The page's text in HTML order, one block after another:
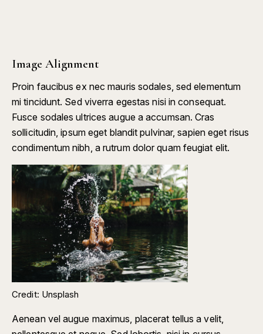
Image Alignment
Proin faucibus ex nec mauris sodales, sed elementum
mi tincidunt. Sed viverra egestas nisi in consequat.
Fusce sodales ultrices augue a accumsan. Cras
sollicitudin, ipsum eget blandit pulvinar, sapien eget risus
condimentum nibh, a rutrum dolor quam feugiat elit.
Credit: Unsplash
Aenean vel augue maximus, placerat tellus a velit,